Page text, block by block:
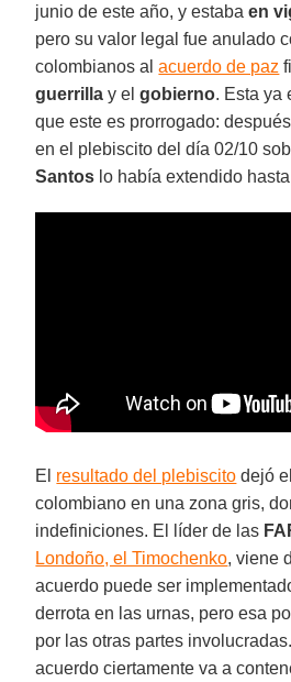
junio de este año, y estabaen
pero su valor legal fue anulado
colombianos alacuerdo de paz
guerrilla y elgobierno. Esta ya
que este es prorrogado:
en el plebiscito del día 02/10
Santos lo había extendido
El resultado del plebiscito dejó
colombiano en una zona gris,
indefiniciones. El líder de las
Londoño, el Timochenko, viene
acuerdo puede ser
derrota en las urnas, pero esa
por las otras partes
acuerdo ciertamente va a